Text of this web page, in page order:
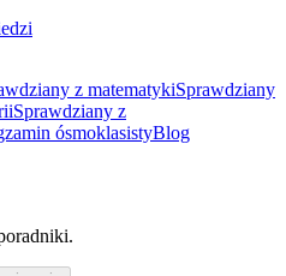
z matematykiSprawdziany
Sprawdziany z
ósmoklasistyBlog